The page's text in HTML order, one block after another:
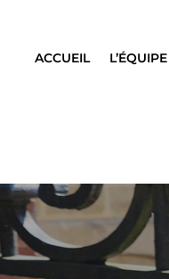
ACCUEIL L’ÉQUIPE